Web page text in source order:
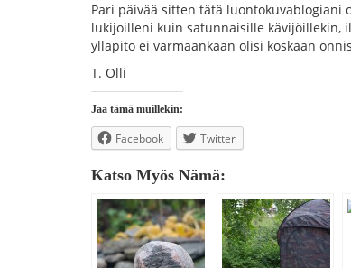
Pari päivää sitten tätä
lukijoilleni kuin satunnaisille kävijöillekin,
ylläpito ei varmaankaan olisi koskaan
T. Olli
Jaa tämä muillekin:
Facebook Twitter
Katso Myös Nämä: